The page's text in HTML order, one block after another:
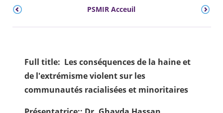
PSMIR Acceuil
Full title: Les conséquences de la haine et
de l'extrémisme violent sur les
communautés racialisées et minoritaires